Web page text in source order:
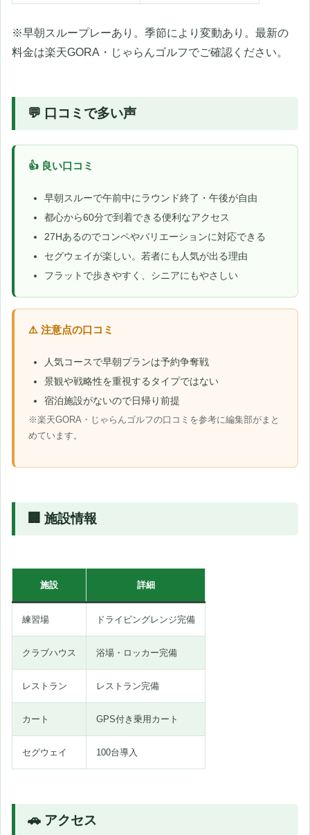
※早朝スループレーあり。季節により変動あり。最新の
料金は楽天GORA・じゃらんゴルフでご確認ください。
💬 口コミで多い声
👍 良い口コミ
早朝スルーで午前中にラウンド終了・午後が自由
都心から60分で到着できる便利なアクセス
27Hあるのでコンペやバリエーションに対応できる
セグウェイが楽しい。若者にも人気が出る理由
フラットで歩きやすく、シニアにもやさしい
⚠️ 注意点の口コミ
人気コースで早朝プランは予約争奪戦
景観や戦略性を重視するタイプではない
宿泊施設がないので日帰り前提
※楽天GORA・じゃらんゴルフの口コミを参考に編集部がまと
めています。
🏢 施設情報
施設 詳細
練習場 ドライビングレンジ完備
クラブハウス 浴場・ロッカー完備
レストラン レストラン完備
カート GPS付き乗用カート
セグウェイ 100台導入
🚗 アクセス